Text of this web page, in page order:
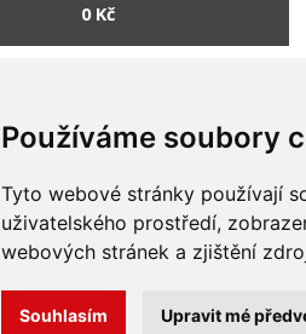
Používáme soubory
Tyto webové stránky používají
uživatelského prostředí,
webových stránek a zjištění
Souhlasím Upravit mé
0 Kč